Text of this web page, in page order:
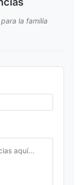
la familia